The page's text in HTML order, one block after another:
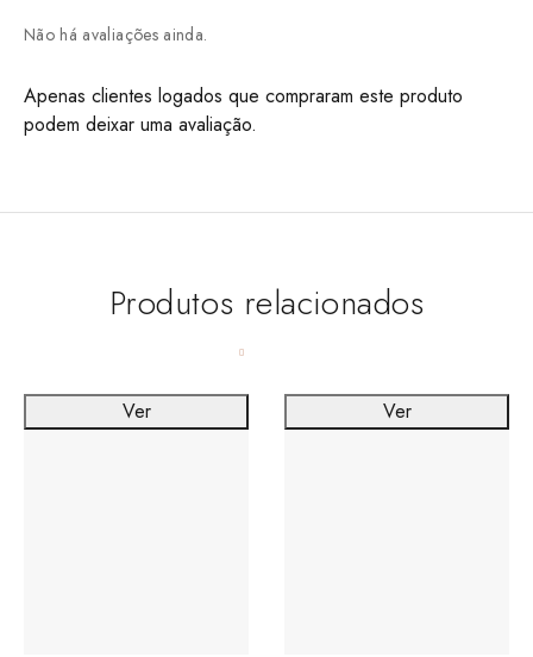
Não há avaliações ainda.
Apenas clientes logados que compraram este produto
podem deixar uma avaliação.
Produtos relacionados
Ver Ver